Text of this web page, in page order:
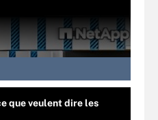
que veulent dire les